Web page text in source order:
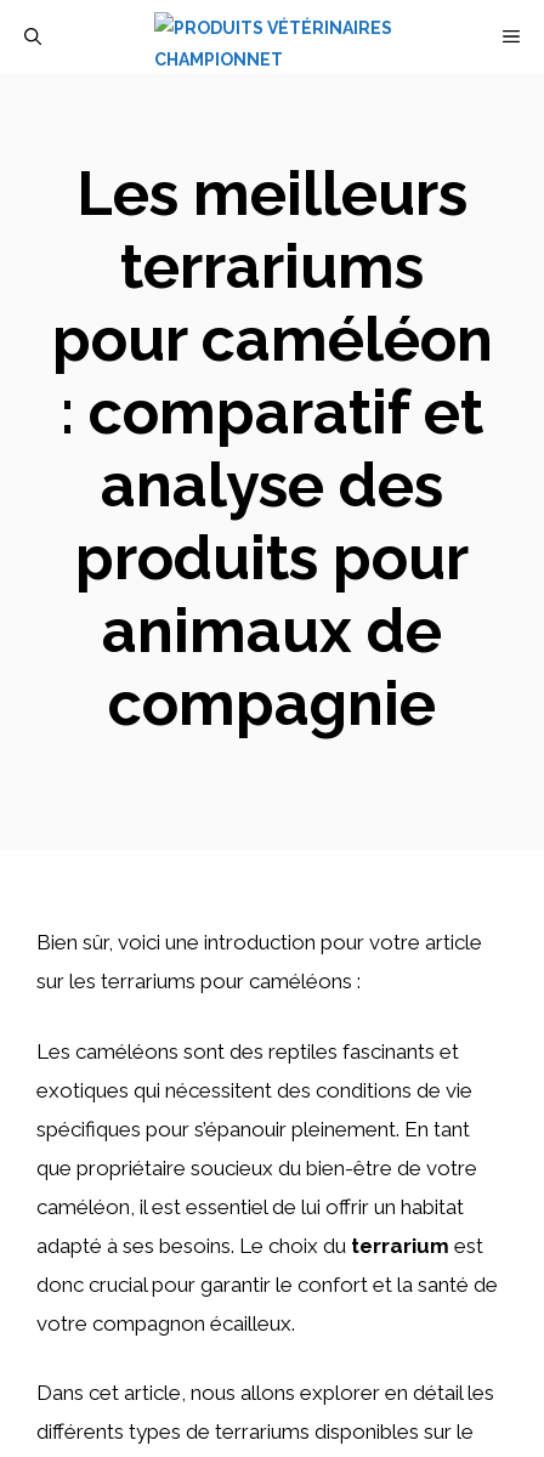
Les meilleurs
terrariums
pour caméléon
: comparatif et
analyse des
produits pour
animaux de
compagnie
Bien sûr, voici une introduction pour votre article
sur les terrariums pour caméléons :
Les caméléons sont des reptiles fascinants et
exotiques qui nécessitent des conditions de vie
spécifiques pour s’épanouir pleinement. En tant
que propriétaire soucieux du bien-être de votre
caméléon, il est essentiel de lui offrir un habitat
adapté à ses besoins. Le choix du terrarium est
donc crucial pour garantir le confort et la santé de
votre compagnon écailleux.
Dans cet article, nous allons explorer en détail les
différents types de terrariums disponibles sur le